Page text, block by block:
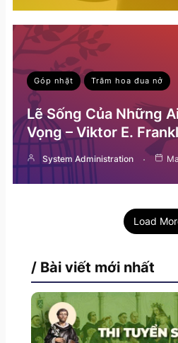
Góp nhặt Trăm hoa đua nở
Lẽ Sống Của Những
Vọng – Viktor E. Frankl
System Administration
Load
/ Bài viết mới nhất